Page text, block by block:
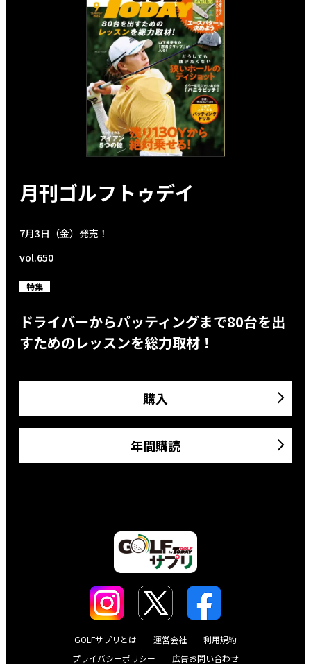
月刊ゴルフトゥデイ
7月3日（金）発売！
vol.650
特集
ドライバーからパッティングまで80台を出
すためのレッスンを総力取材！
購入
年間購読
GOLFサプリとは 運営会社
利用規約
プライバシーポリシー
広告お問い合わせ